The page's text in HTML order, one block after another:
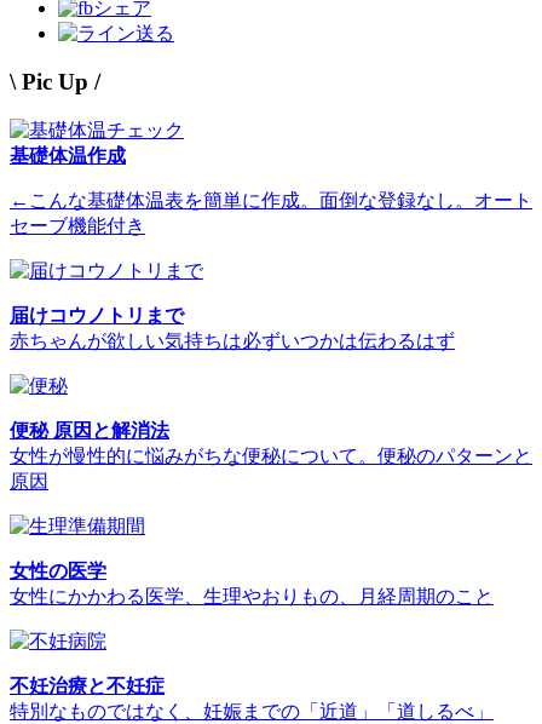
シェア
送る
\ Pic Up /
基礎体温作成
←こんな基礎体温表を簡単に作成。面倒な登録なし。オート
セーブ機能付き
届けコウノトリまで
赤ちゃんが欲しい気持ちは必ずいつかは伝わるはず
便秘 原因と解消法
女性が慢性的に悩みがちな便秘について。便秘のパターンと
原因
女性の医学
女性にかかわる医学、生理やおりもの、月経周期のこと
不妊治療と不妊症
特別なものではなく、妊娠までの「近道」「道しるべ」